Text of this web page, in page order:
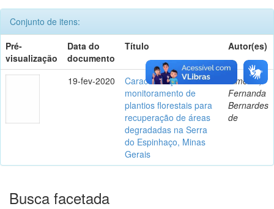
Conjunto de itens:
Pré-
visualização
Data do
documento
Título Autor(es)
19-fev-2020
Caracterização e
monitoramento de
plantios florestais para
recuperação de áreas
degradadas na Serra
do Espinhaço, Minas
Gerais
Almeida,
Fernanda
Bernardes
de
Busca facetada